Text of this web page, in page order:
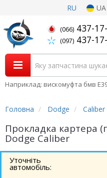
RU UA
(066) 437-
(097) 437-
Наприклад: вискомуфта бмв
Головна Dodge Caliber
Прокладка картера
Dodge Caliber
Уточніть
автомобіль: